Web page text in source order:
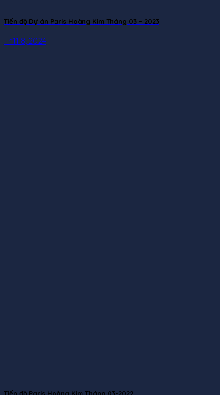
Tiến độ Dự án Paris Hoàng Kim Tháng 03 – 2023
Th11 8, 2024
Tiến độ Paris Hoàng Kim Tháng 03-2022